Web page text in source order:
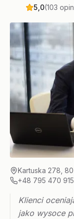
5,0(103
Kartuska 278,
+48 795 470 915
Klienci
jako wysoce